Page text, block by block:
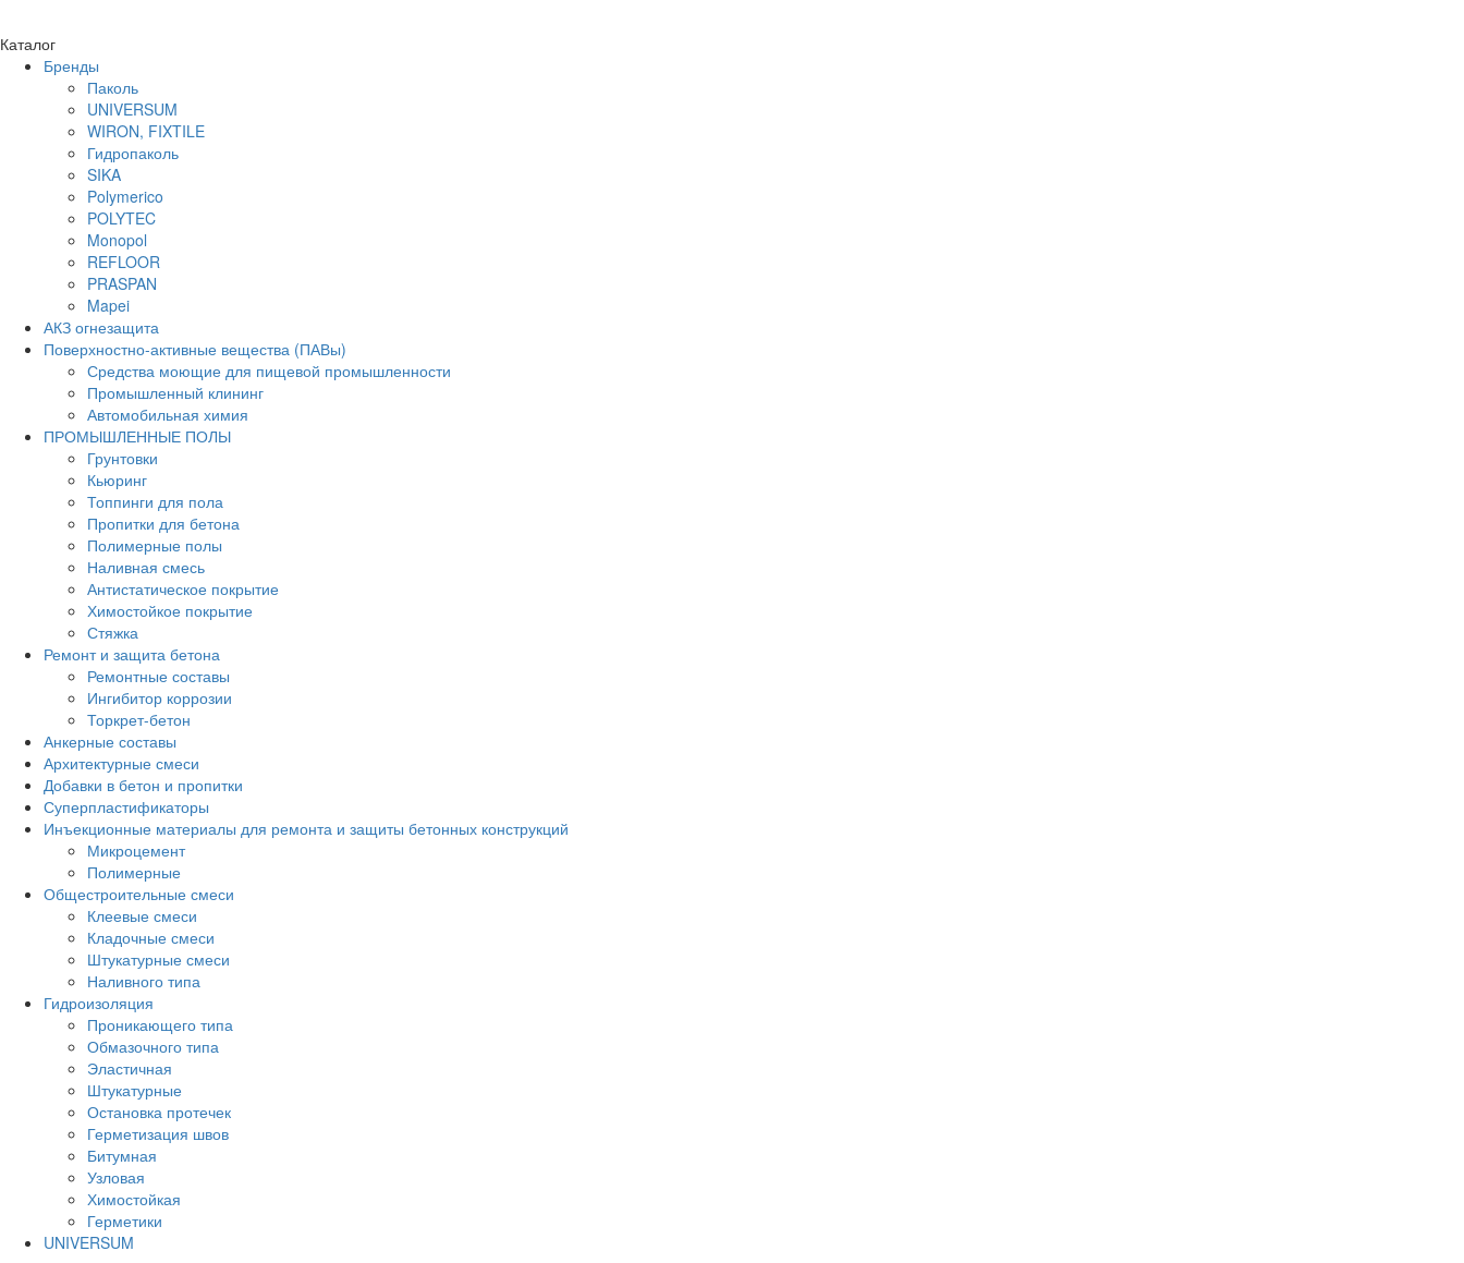
Каталог
Бренды
Паколь
UNIVERSUM
WIRON, FIXTILE
Гидропаколь
SIKA
Polymerico
POLYTEC
Monopol
REFLOOR
PRASPAN
Mapei
АКЗ огнезащита
Поверхностно-активные вещества (ПАВы)
Средства моющие для пищевой промышленности
Промышленный клининг
Автомобильная химия
ПРОМЫШЛЕННЫЕ ПОЛЫ
Грунтовки
Кьюринг
Топпинги для пола
Пропитки для бетона
Полимерные полы
Наливная смесь
Антистатическое покрытие
Химостойкое покрытие
Стяжка
Ремонт и защита бетона
Ремонтные составы
Ингибитор коррозии
Торкрет-бетон
Анкерные составы
Архитектурные смеси
Добавки в бетон и пропитки
Суперпластификаторы
Инъекционные материалы для ремонта и защиты бетонных конструкций
Микроцемент
Полимерные
Общестроительные смеси
Клеевые смеси
Кладочные смеси
Штукатурные смеси
Наливного типа
Гидроизоляция
Проникающего типа
Обмазочного типа
Эластичная
Штукатурные
Остановка протечек
Герметизация швов
Битумная
Узловая
Химостойкая
Герметики
UNIVERSUM